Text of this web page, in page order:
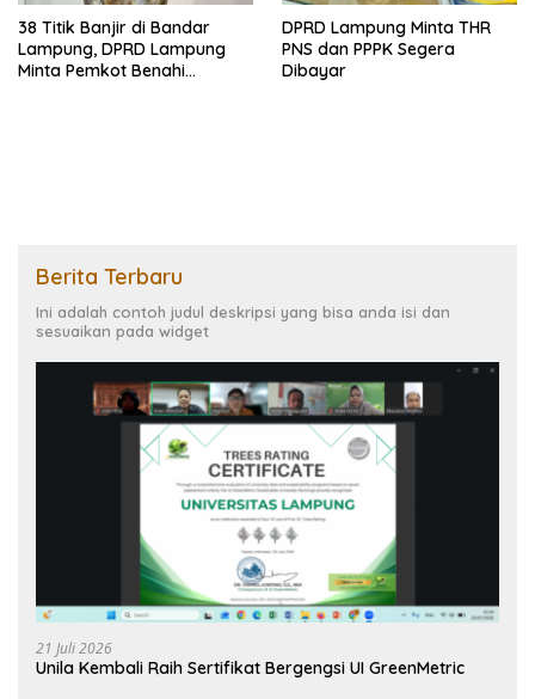
38 Titik Banjir di Bandar
Lampung, DPRD Lampung
Minta Pemkot Benahi
DPRD Lampung Minta THR
PNS dan PPPK Segera
Dibayar
Berita Terbaru
Ini adalah contoh judul deskripsi yang bisa anda isi dan
sesuaikan pada widget
21 Juli 2026
Unila Kembali Raih Sertifikat Bergengsi UI GreenMetric